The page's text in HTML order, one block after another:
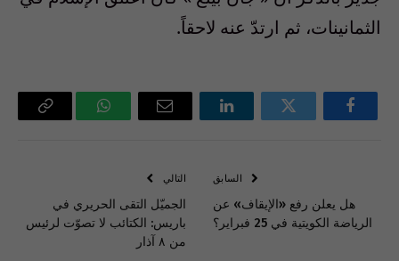
الثمانينات، ثم ارتدّ عنه لاحقاً.
فيسبوك تويتر لينكدإن
البريد
واتساب Copy
السابق
هل يعلن رفع «الإيقاف» عن
الرياضة الكويتية في 25 فبراير؟
التالي
الجميّل التقى الحريري في
باريس: الكتائب لا تصوّت لرئيس
من ٨ آذار